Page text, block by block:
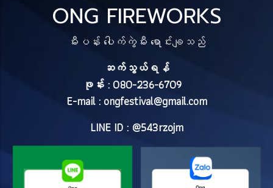
ONG FIREWORKS
မီးပန်း ပေါက်ကွဲမီး ရောင်းချသည်
ဆက်သွယ်ရန်
ဖုန်း : 080-236-6709
E-mail : ongfestival@gmail.com
LINE ID : @543rzojm